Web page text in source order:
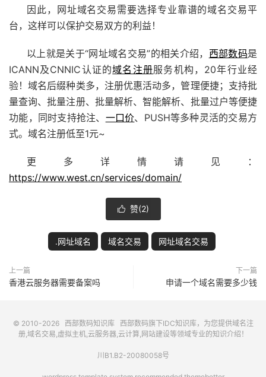
因此，网址域名交易需要选择专业靠谱的域名交易平
台，这样可以保护交易双方的利益！
以上就是关于“网址域名交易”的相关介绍， 西部数码是
ICANN及CNNIC认证的域名注册服务机构，20年行业经
验！域名后缀种类多，注册优惠活动多，管理便捷；支持批
量查询、批量注册、批量解析、智能解析、批量过户等便捷
功能，同时支持抢注、 一口价、PUSH等多种灵活的交易方
式。域名注册低至1元~
更多详情请见：
https://www.west.cn/services/domain/
 赞(2)
.网址域名 域名交易 网址域名交易
上一篇
香港云服务器需要备案吗
下一篇
申请一个域名需要多少钱
© 2010-2026 西部数码知识库 西部数码旗下IDC知识库，为您提供域名注
册,域名交易,虚拟主机,云服务器,云计算,网站建设等领域专业的知识介绍！
川B1.B2-20080058号